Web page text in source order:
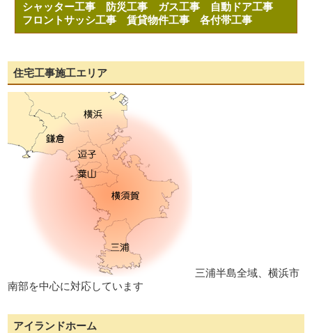
シャッター工事
防災工事 ガス工事
自動ドア工事
フロントサッシ工事賃貸物件工事各付帯工事
住宅工事施工エリア
三浦半島全域、横浜市
南部を中心に対応しています
アイランドホーム